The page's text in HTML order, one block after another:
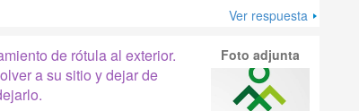
Ver respuesta
Foto adjunta
de rótula al exterior.
a su sitio y dejar de